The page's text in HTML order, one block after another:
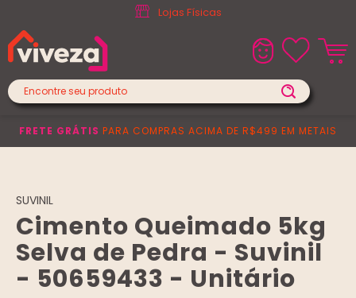
Lojas Físicas
FRETE GRÁTIS PARA COMPRAS ACIMA DE R$499 EM METAIS
SUVINIL
Cimento Queimado 5kg
Selva de Pedra - Suvinil
- 50659433 - Unitário